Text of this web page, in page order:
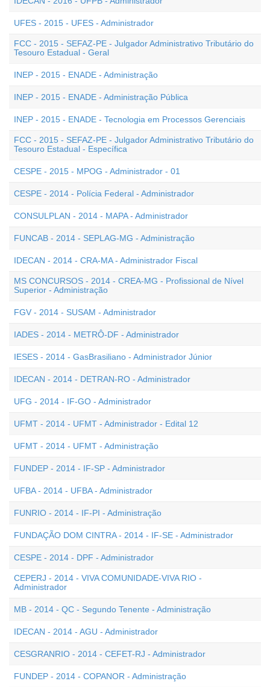
UFES - 2015 - UFES - Administrador
FCC - 2015 - SEFAZ-PE - Julgador Administrativo Tributário do
Tesouro Estadual - Geral
INEP - 2015 - ENADE - Administração
INEP - 2015 - ENADE - Administração Pública
INEP - 2015 - ENADE - Tecnologia em Processos Gerenciais
FCC - 2015 - SEFAZ-PE - Julgador Administrativo Tributário do
Tesouro Estadual - Específica
CESPE - 2015 - MPOG - Administrador - 01
CESPE - 2014 - Polícia Federal - Administrador
CONSULPLAN - 2014 - MAPA - Administrador
FUNCAB - 2014 - SEPLAG-MG - Administração
IDECAN - 2014 - CRA-MA - Administrador Fiscal
MS CONCURSOS - 2014 - CREA-MG - Profissional de Nível
Superior - Administração
FGV - 2014 - SUSAM - Administrador
IADES - 2014 - METRÔ-DF - Administrador
IESES - 2014 - GasBrasiliano - Administrador Júnior
IDECAN - 2014 - DETRAN-RO - Administrador
UFG - 2014 - IF-GO - Administrador
UFMT - 2014 - UFMT - Administrador - Edital 12
UFMT - 2014 - UFMT - Administração
FUNDEP - 2014 - IF-SP - Administrador
UFBA - 2014 - UFBA - Administrador
FUNRIO - 2014 - IF-PI - Administração
FUNDAÇÃO DOM CINTRA - 2014 - IF-SE - Administrador
CESPE - 2014 - DPF - Administrador
CEPERJ - 2014 - VIVA COMUNIDADE-VIVA RIO -
Administrador
MB - 2014 - QC - Segundo Tenente - Administração
IDECAN - 2014 - AGU - Administrador
CESGRANRIO - 2014 - CEFET-RJ - Administrador
FUNDEP - 2014 - COPANOR - Administração